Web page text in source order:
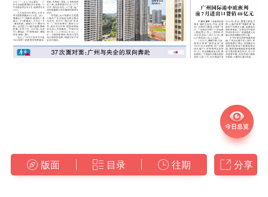
版面 目录 往期 分享